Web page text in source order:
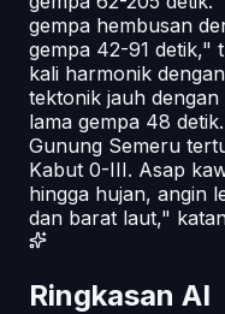
gempa hembusan
gempa 42-91 detik,"
kali harmonik
tektonik jauh
lama gempa 48
Gunung Semeru
Kabut 0-III. Asap
hingga hujan, angin
dan barat laut,"
Ringkasan AI